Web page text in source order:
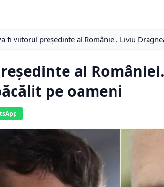
fi viitorul președinte al României. Liviu
al
pe oameni